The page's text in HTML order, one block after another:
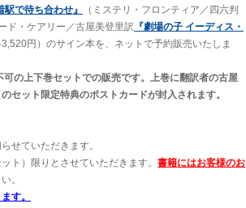
駅で待ち合わせ』
（ミステリ・フロンティア／四六判
ド・ケアリー／古屋美登里訳 『劇場の子 イーディス・
円）のサイン本を、ネットで予約販売いたしま
の上下巻セットでの販売です。上巻に翻訳者の古屋
セット限定特典のポストカードが封入されます。
せていただきます。
ト）限りとさせていただきます。 書籍にはお客様のお
。
す。